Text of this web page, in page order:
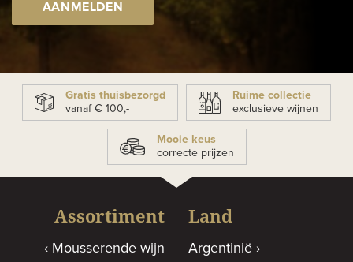
AANMELDEN
Gratis thuisbezorgd
vanaf € 100,-
Ruime collectie
exclusieve wijnen
Mooie keus
correcte prijzen
Assortiment
Mousserende wijn
Land
Argentinië